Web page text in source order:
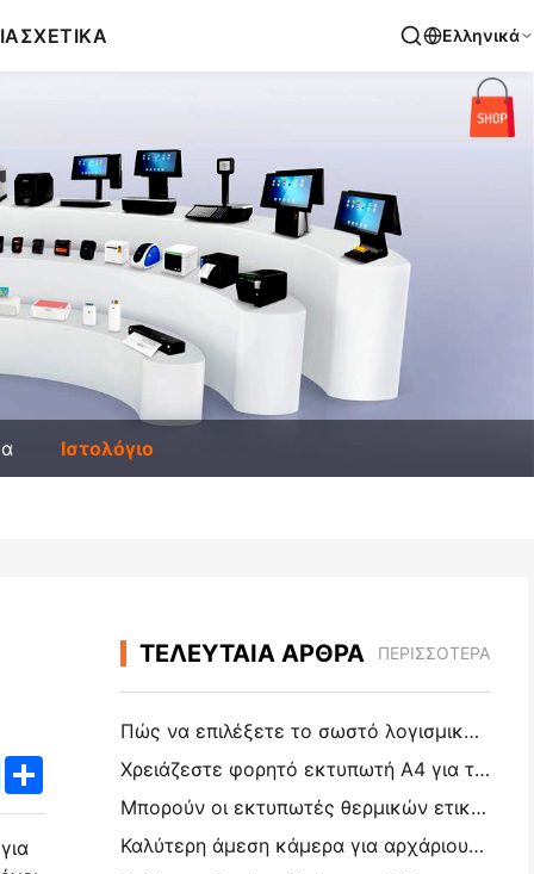
ΣΧΕΤΙΚΑ Ελληνικά
Ιστολόγιο
TwitterShare
ΤΕΛΕΥΤΑΙΑ ΑΡΘΡΑ ΠΕΡΙΣΣΌΤΕΡΑ
Πώς να επιλέξετε το σωστό λογισμικό εστιατορίου για το μικρό ή μεσαίο σας εστιατόριο
Χρειάζεστε φορητό εκτυπωτή A4 για τιμολόγια αποθήκης; Τι πραγματικά λειτουργεί
Μπορούν οι εκτυπωτές θερμικών ετικετών να κάνουν αδιάβροχες ετικέτες για προϊόντα μικρών επιχειρήσεων;
Καλύτερη άμεση κάμερα για αρχάριους που δεν θέλουν να σπαταλήσουν χαρτί